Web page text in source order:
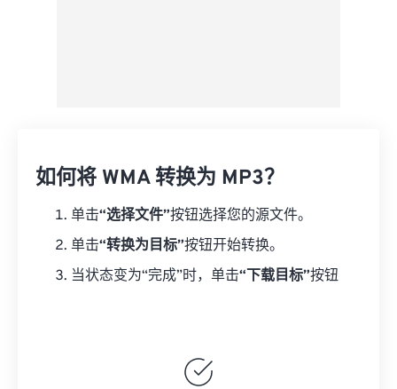
如何将 WMA 转换为 MP3？
单击“选择文件”按钮选择您的源文件。
单击“转换为目标”按钮开始转换。
当状态变为“完成”时，单击“下载目标”按钮